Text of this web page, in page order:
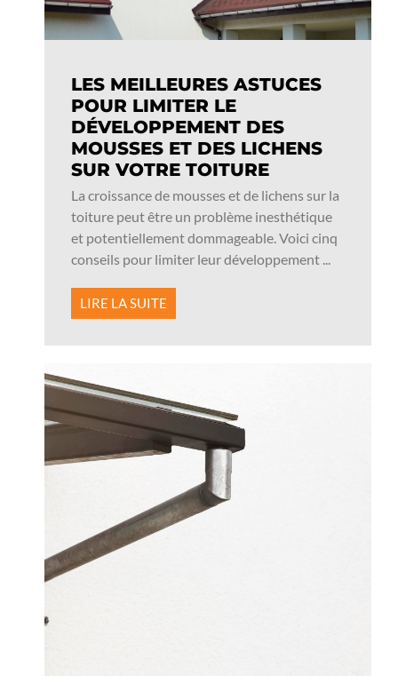
LES MEILLEURES ASTUCES
POUR LIMITER LE
DÉVELOPPEMENT DES
MOUSSES ET DES LICHENS
SUR VOTRE TOITURE
La croissance de mousses et de lichens sur la
toiture peut être un problème inesthétique
et potentiellement dommageable. Voici cinq
conseils pour limiter leur développement ...
LIRE LA SUITE